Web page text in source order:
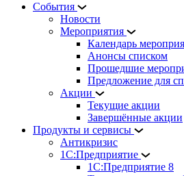
События
Новости
Мероприятия
Календарь
Анонсы списком
Прошедшие
Предложение для
Акции
Текущие акции
Завершённые акции
Продукты и сервисы
Антикризис
1С:Предприятие
1С:Предприятие 8